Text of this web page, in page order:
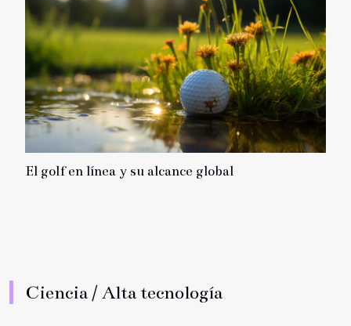
El golf en línea y su alcance global
Ciencia / Alta tecnología